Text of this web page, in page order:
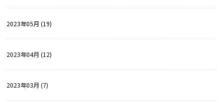
2023年05月 (19)
2023年04月 (12)
2023年03月 (7)